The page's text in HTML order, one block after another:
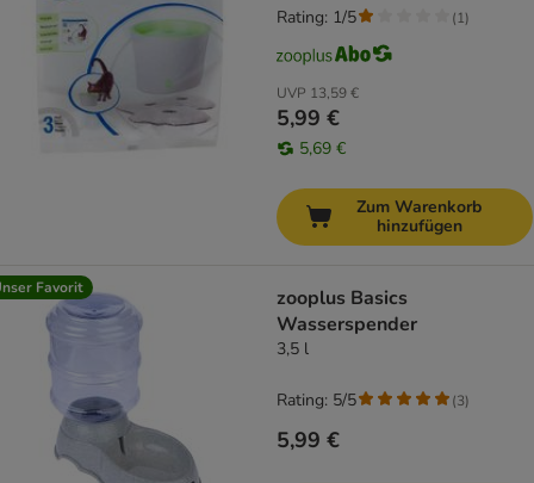
UVP 13,59 €
5,99 €
5,69 €
Rating: 1/5 (1)
Zum Warenkorb
hinzufügen
Favorit
zooplus Basics
Wasserspender
3,5 l
5,99 €
Rating: 5/5 (3)